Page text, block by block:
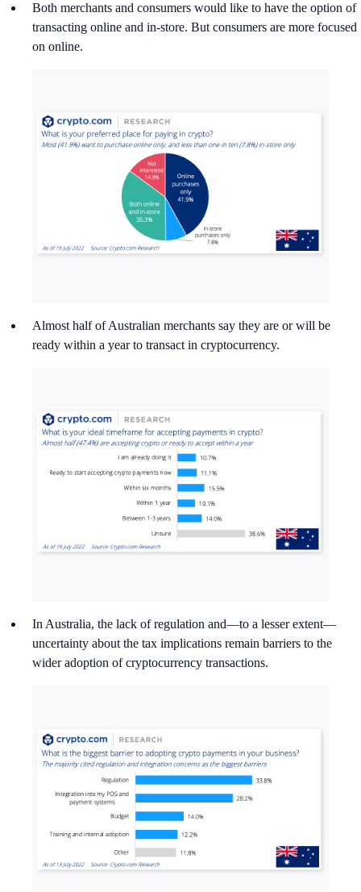
Both merchants and consumers would like to have the option of
transacting online and in-store. But consumers are more focused
on online.
Almost half of Australian merchants say they are or will be
ready within a year to transact in cryptocurrency.
In Australia, the lack of regulation and—to a lesser extent—
uncertainty about the tax implications remain barriers to the
wider adoption of cryptocurrency transactions.